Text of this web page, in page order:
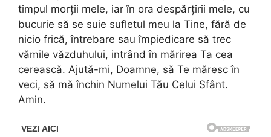
timpul morţii mele, iar în ora despărţirii mele, cu
bucurie să se suie sufletul meu la Tine, fără de
nicio frică, întrebare sau împiedicare să trec
vămile văzduhului, intrând în mărirea Ta cea
cerească. Ajută-mi, Doamne, să Te măresc în
veci, să mă închin Numelui Tău Celui Sfânt.
Amin.